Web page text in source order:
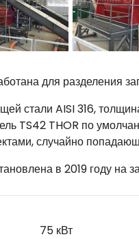
для разделения
стали AISI 316,
TS42 THOR по
случайно
в 2019 году на
75 кВт